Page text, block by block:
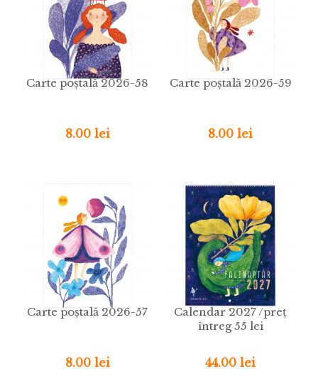
Carte poștală 2026-58
8.00 lei
Carte poștală 2026-59
8.00 lei
Carte poștală 2026-57
8.00 lei
Calendar 2027 /preț
întreg 55 lei
44.00 lei